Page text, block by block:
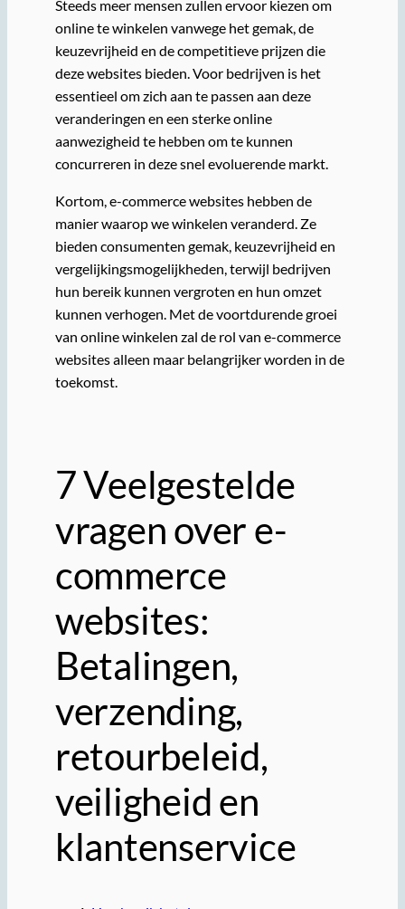
Steeds meer mensen zullen ervoor kiezen om
online te winkelen vanwege het gemak, de
keuzevrijheid en de competitieve prijzen die
deze websites bieden. Voor bedrijven is het
essentieel om zich aan te passen aan deze
veranderingen en een sterke online
aanwezigheid te hebben om te kunnen
concurreren in deze snel evoluerende markt.
Kortom, e-commerce websites hebben de
manier waarop we winkelen veranderd. Ze
bieden consumenten gemak, keuzevrijheid en
vergelijkingsmogelijkheden, terwijl bedrijven
hun bereik kunnen vergroten en hun omzet
kunnen verhogen. Met de voortdurende groei
van online winkelen zal de rol van e-commerce
websites alleen maar belangrijker worden in de
toekomst.
7 Veelgestelde
vragen over e-
commerce
websites:
Betalingen,
verzending,
retourbeleid,
veiligheid en
klantenservice